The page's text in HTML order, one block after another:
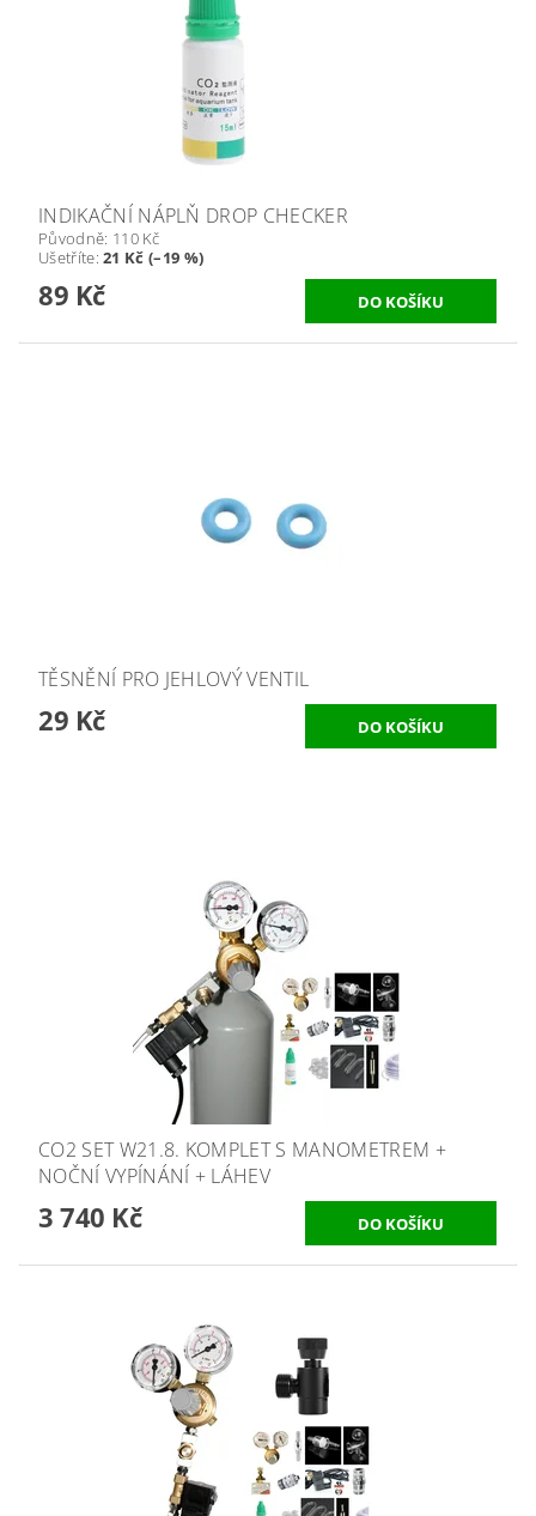
INDIKAČNÍ NÁPLŇ DROP CHECKER
Původně: 110 Kč
Ušetříte:21 Kč (–19 %)
89 Kč
TĚSNĚNÍ PRO JEHLOVÝ VENTIL
29 Kč
CO2 SET W21.8. KOMPLET S MANOMETREM +
NOČNÍ VYPÍNÁNÍ + LÁHEV
3 740 Kč